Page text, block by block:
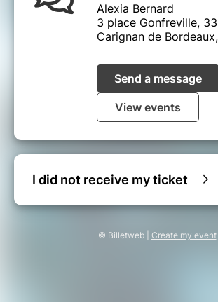
Alexia Bernard
3 place Gonfreville,
Carignan de
Send a message
View events
I did not receive my ticket
© Billetweb | Create my event